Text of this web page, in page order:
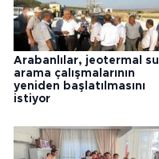
Arabanlılar, jeotermal su
arama çalışmalarının
yeniden başlatılmasını
istiyor